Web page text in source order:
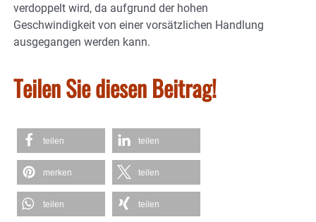
verdoppelt wird, da aufgrund der hohen
Geschwindigkeit von einer vorsätzlichen Handlung
ausgegangen werden kann.
Teilen Sie diesen Beitrag!
teilen teilen
merken teilen
teilen teilen